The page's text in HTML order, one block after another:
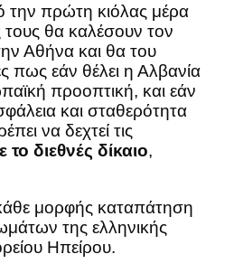
πρώτη κιόλας μέρα
τους θα καλέσουν τον
Αθήνα και θα του
πως εάν θέλει η Αλβανία
προοπτική, και εάν
και σταθερότητα
να δεχτεί τις
διεθνές δίκαιο,
μορφής καταπάτηση
της ελληνικής
Ηπείρου.